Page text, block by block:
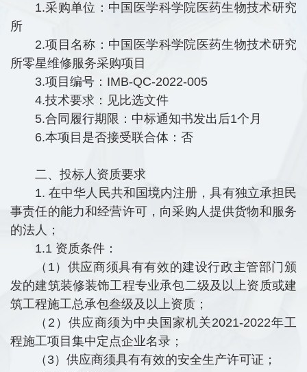
1.采购单位：中国医学科学院医药生物技术研究
所
2.项目名称：中国医学科学院医药生物技术研究
所零星维修服务采购项目
3.项目编号：IMB-QC-2022-005
4.技术要求：见比选文件
5.合同履行期限：中标通知书发出后1个月
6.本项目是否接受联合体：否
二、投标人资质要求
1. 在中华人民共和国境内注册，具有独立承担民
事责任的能力和经营许可，向采购人提供货物和服务
的法人；
1.1 资质条件：
（1）供应商须具有有效的建设行政主管部门颁
发的建筑装修装饰工程专业承包二级及以上资质或建
筑工程施工总承包叁级及以上资质；
（2）供应商须为中央国家机关2021-2022年工
程施工项目集中定点企业名录；
（3）供应商须具有有效的安全生产许可证；